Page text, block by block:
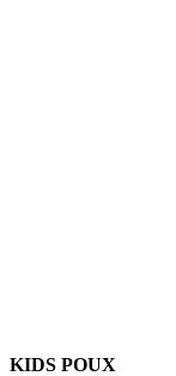
KIDS POUX